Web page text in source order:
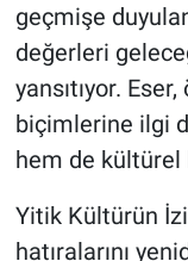
geçmişe
değerleri
yansıtıyor.
biçimlerine ilgi
hem de kültürel
Yitik Kültürün
hatıralarını